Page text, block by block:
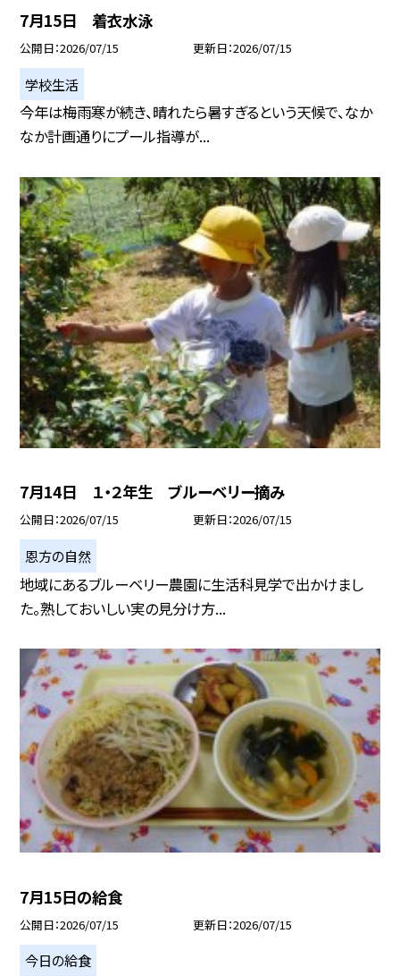
7月15日 着衣水泳
公開日 2026/07/15 更新日 2026/07/15
学校生活
今年は梅雨寒が続き、晴れたら暑すぎるという天候で、なか
なか計画通りにプール指導が...
7月14日 １・２年生 ブルーベリー摘み
公開日 2026/07/15 更新日 2026/07/15
恩方の自然
地域にあるブルーベリー農園に生活科見学で出かけまし
た。熟しておいしい実の見分け方...
7月15日の給食
公開日 2026/07/15 更新日 2026/07/15
今日の給食